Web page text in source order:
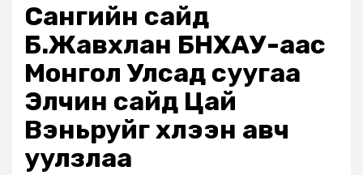
Сангийн сайд
Б.Жавхлан БНХАУ-аас
Монгол Улсад суугаа
Элчин сайд Цай
Вэньруйг хүлээн авч
уулзлаа